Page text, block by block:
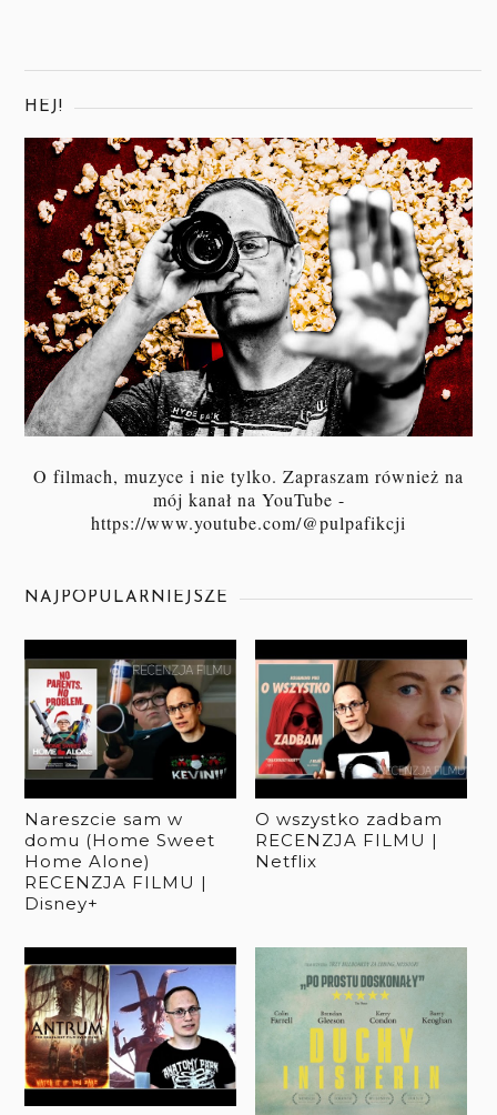
HEJ!
O filmach, muzyce i nie tylko. Zapraszam również na
mój kanał na YouTube -
https://www.youtube.com/@pulpafikcji
NAJPOPULARNIEJSZE
Nareszcie sam w
domu (Home Sweet
Home Alone)
RECENZJA FILMU |
Disney+
O wszystko zadbam
RECENZJA FILMU |
Netflix